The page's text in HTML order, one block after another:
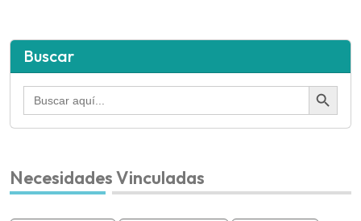
Buscar
Buscar: Botón de
Necesidades Vinculadas